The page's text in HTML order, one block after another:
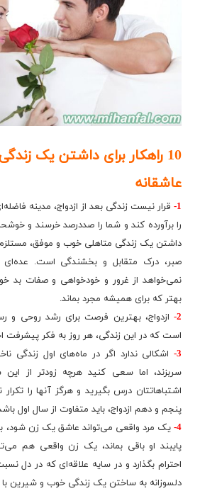
10 راهکار برای داشتن یک
عاشقانه
1- قرار نیست زندگی بعد از ازدواج، مدینه
را برآورده کند و شما را صددرصد خرسند و
داشتن یک زندگی متاهلی خوب و موفق،
صبر، درک متقابل و بخشندگی است.
نمی‌خواهد از غرور و خودخواهی و صفات بد
بهتر که برای همیشه مجرد بماند.
2-
ازدواج، بهترین فرصت برای رشد روحی و
است که در این زندگی، هر روز به فکر پیشرفت
3-
اشکالی ندارد اگر در ماه‌های اول زندگی
سربزند، اما سعی کنید هرچه زودتر از این
اشتباهاتتان درس بگیرید و هرگز آنها را
پنجم و دهم ازدواج، باید متفاوت از سال اول
4- یک مرد واقعی می‌تواند عاشق یک زن شود، با
پایبند او باقی بماند، یک زن واقعی هم
احترام بگذارد و در سایه علاقه‌ای که در دل
دلسوزانه به ساختن یک زندگی خوب و شیرین با